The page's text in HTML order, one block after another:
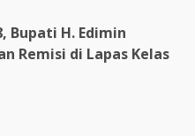
Bupati H. Edimin
Remisi di Lapas Kelas